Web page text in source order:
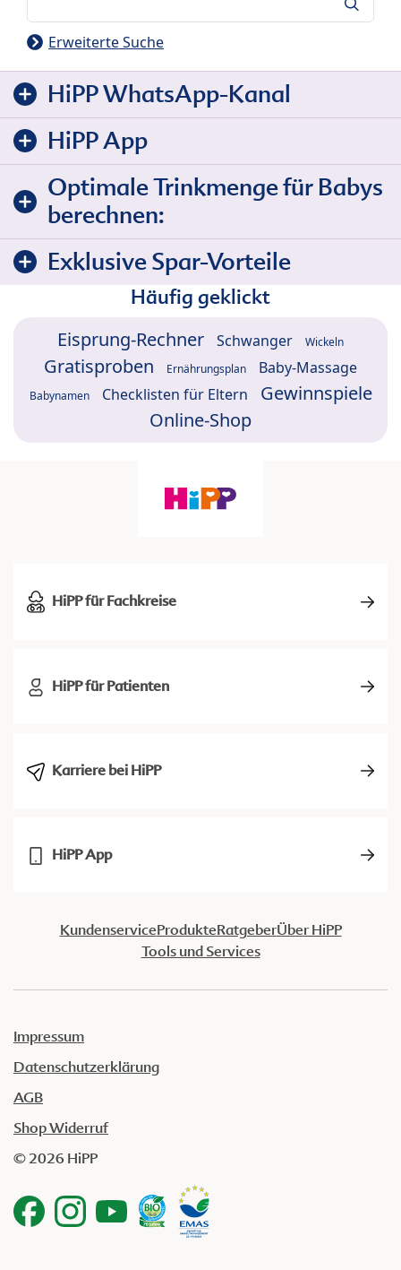
Erweiterte Suche
HiPP WhatsApp-Kanal
HiPP App
Optimale Trinkmenge für Babys
berechnen:
Exklusive Spar-Vorteile
Häufig geklickt
Eisprung-Rechner Schwanger Wickeln
Gratisproben Ernährungsplan Baby-Massage
Babynamen Checklisten für Eltern
Gewinnspiele
Online-Shop
HiPP für Fachkreise
HiPP für Patienten
Karriere bei HiPP
HiPP App
KundenserviceProdukteRatgeberÜber HiPP
Tools und Services
Impressum
Datenschutzerklärung
AGB
Shop Widerruf
© 2026 HiPP